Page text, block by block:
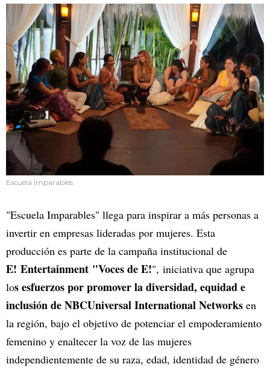
Escuela Imparables
"Escuela Imparables" llega para inspirar a más personas a
invertir en empresas lideradas por mujeres. Esta
producción es parte de la campaña institucional de
E! Entertainment "Voces de E!", iniciativa que agrupa
los esfuerzos por promover la diversidad, equidad e
inclusión de NBCUniversal International Networks en
la región, bajo el objetivo de potenciar el empoderamiento
femenino y enaltecer la voz de las mujeres
independientemente de su raza, edad, identidad de género